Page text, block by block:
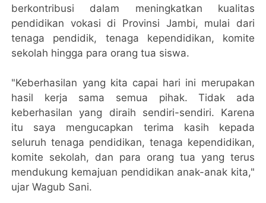
berkontribusi dalam meningkatkan kualitas
pendidikan vokasi di Provinsi Jambi, mulai dari
tenaga pendidik, tenaga kependidikan, komite
sekolah hingga para orang tua siswa.
"Keberhasilan yang kita capai hari ini merupakan
hasil kerja sama semua pihak. Tidak ada
keberhasilan yang diraih sendiri-sendiri. Karena
itu saya mengucapkan terima kasih kepada
seluruh tenaga pendidikan, tenaga kependidikan,
komite sekolah, dan para orang tua yang terus
mendukung kemajuan pendidikan anak-anak kita,"
ujar Wagub Sani.